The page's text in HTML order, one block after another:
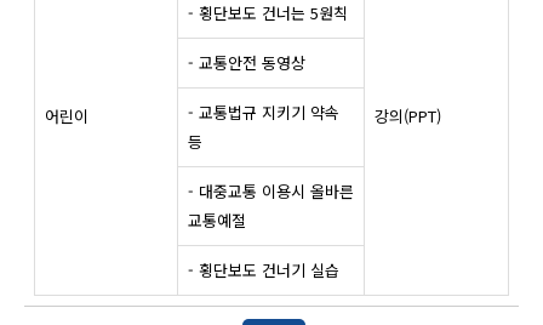
어린이 강의(PPT)
- 횡단보도 건너는 5원칙
- 교통안전 동영상
- 교통법규 지키기 약속
등
- 대중교통 이용시 올바른
교통예절
- 횡단보도 건너기 실습